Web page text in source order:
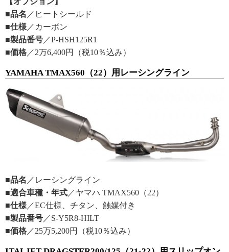
■品名 ／ヒートシールド
■仕様 ／カーボン
■製品番号 ／P-HSH125R1
■価格 ／2万6,400円（税10％込み）
YAMAHA TMAX560（22）用レーシングライン
■品名 ／レーシングライン
■適合車種・年式 ／ヤマハ TMAX560（22）
■仕様 ／EC仕様、チタン、触媒付き
■製品番号 ／S-Y5R8-HILT
■価格 ／25万5,200円（税10％込み）